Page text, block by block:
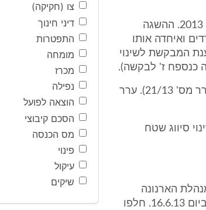
ביום 19.3.13 הגישה המבקשת השגה ביחס לשומת הארנונה לשנת 2013. ההשגה
ואיחדה אותו
הנכס, החל מיום 1.1.2013 ואילך. טענת המבקשת לשינוי
ביום 10.7.13 הגישה המבקשת ערר על תשובת מנהלת הארנונה (ערר מס' 21/13). ערר
סיווג שטח
ביום 19.3.13, תשובת מנהלת הארנונה
בהשגה ניתנה אך ביום 13.6.13. המבקשת זוכתה בגין חיובה ביתר ביום 16.6.13. חלפו
צו (חקיקה)
דיני חינוך
התפטרות
מומחה
מכרז
נפילה
הוצאה לפועל
הסכם קיבוצי
מס הכנסה
פינוי
עיקול
שיקים